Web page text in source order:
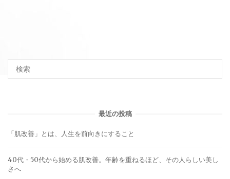
最近の投稿
「肌改善」とは、人生を前向きにすること
40代・50代から始める肌改善。年齢を重ねるほど、その人らしい美し
さへ